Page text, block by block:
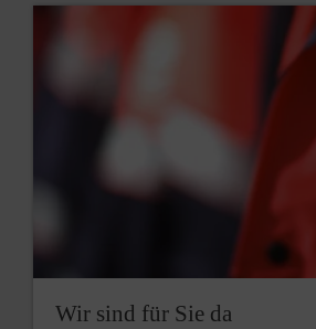
Wir sind für Sie da